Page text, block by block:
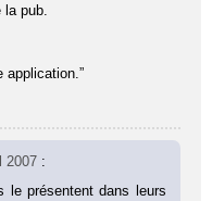
pub.
application.”
2007 :
le présentent dans leurs